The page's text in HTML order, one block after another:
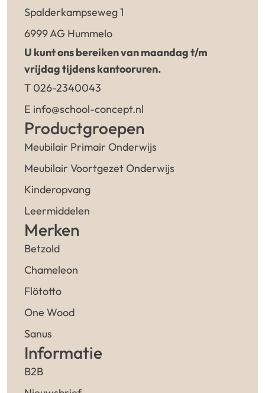
Spalderkampseweg 1
6999 AG Hummelo
U kunt ons bereiken van maandag t/m
vrijdag tijdens kantooruren.
T 026-2340043
E info@school-concept.nl
Productgroepen
Meubilair Primair Onderwijs
Meubilair Voortgezet Onderwijs
Kinderopvang
Leermiddelen
Merken
Betzold
Chameleon
Flötotto
One Wood
Sanus
Informatie
B2B